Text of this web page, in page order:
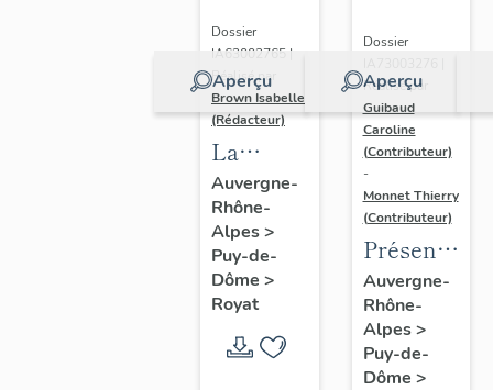
Aperçu
Dossier
IA63002765 |
Réalisé par
Brown Isabelle
(Rédacteur)
La
station
thermale
de
Royat-
Chamalières
Auvergne-
Rhône-
Alpes>
Puy-de-
Dôme >
Royat
Aperçu
Dossier
Réalisé par
Guibaud
Caroline
(Contributeur)
-
Monnet Thierry
(Contributeur)
de la
commune
de
Montcel
Auvergne-
Rhône-
Alpes>
Puy-de-
Dôme >